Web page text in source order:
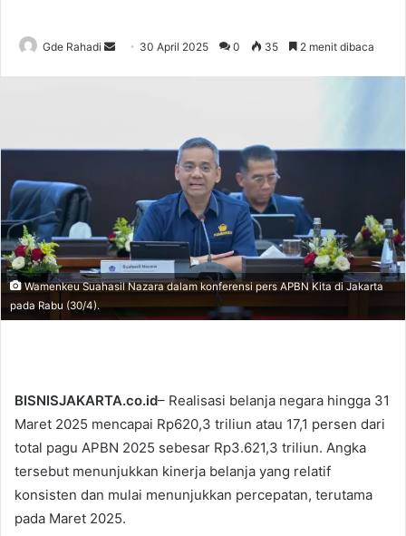
Gde Rahadi
n
a
i
l
30 April 2025 0 35 2 menit dibaca
Wamenkeu Suahasil Nazara dalam konferensi pers APBN Kita di Jakarta
pada Rabu (30/4).
BISNISJAKARTA.co.id– Realisasi belanja negara hingga 31
Maret 2025 mencapai Rp620,3 triliun atau 17,1 persen dari
total pagu APBN 2025 sebesar Rp3.621,3 triliun. Angka
tersebut menunjukkan kinerja belanja yang relatif
konsisten dan mulai menunjukkan percepatan, terutama
pada Maret 2025.